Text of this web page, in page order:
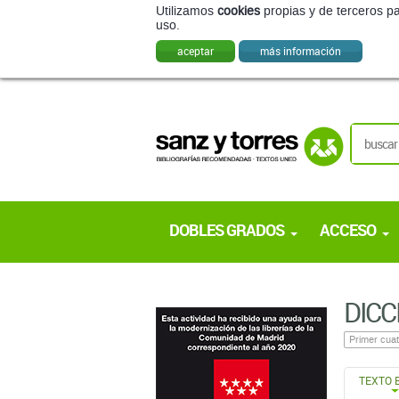
Utilizamos cookies propias y de terceros
uso.
aceptar más información
DOBLES GRADOS ACCESO
Primer
TEXTO